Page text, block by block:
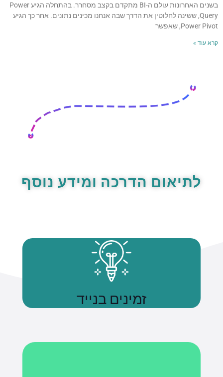
בשנים האחרונות עולם ה-BI מתקדם בקצב מסחרר. בהתחלה הגיע Power
Query, ששינה לחלוטין את הדרך שבה אנחנו מכינים נתונים. אחר כך הגיע
Power Pivot, שאפשר
קרא עוד »
לתיאום הדרכה ומידע נוסף
זמינים בנייד